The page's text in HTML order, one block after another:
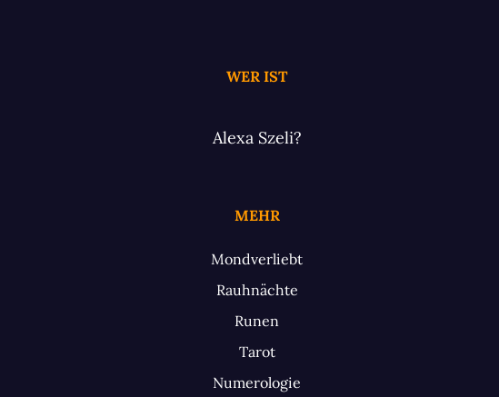
WER IST
Alexa Szeli?
MEHR
Mondverliebt
Rauhnächte
Runen
Tarot
Numerologie